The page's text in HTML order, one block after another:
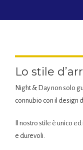
Lo stile
Night & Day non solo
connubio con il design
Il nostro stile è unico
e durevoli.